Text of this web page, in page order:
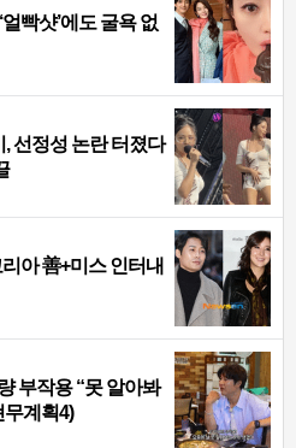
빡샷’에도 굴욕 없
선정성 논란 터졌다
리아 善+미스 인터내
부작용 “못 알아봐
무계획4)